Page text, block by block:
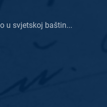
u svjetskoj baštin...